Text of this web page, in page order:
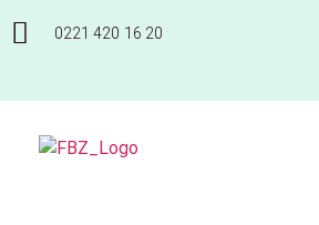
0221 420 16 20